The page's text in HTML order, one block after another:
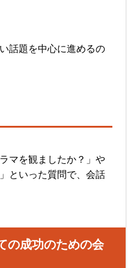
話題を中心に進めるの
マを観ましたか？」や
といった質問で、会話
の成功のための会